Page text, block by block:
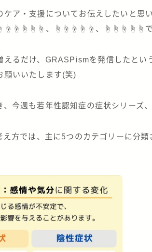
ア・支援についてお伝えしたいと思い
、☝☝☝☝☝、☝☝☝☝☝で
るだけ、GRASPismを発信したとい
願いいたします(笑)
、今週も若年性認知症の症状シリーズ
方では、主に5つのカテゴリーに分